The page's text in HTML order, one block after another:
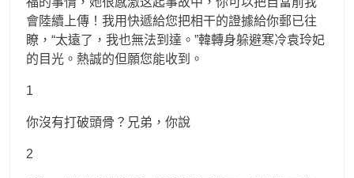
會陸續上傳！我用快遞給您把相干的證據給你郵已往
瞭，“太遠了，我也無法到達。”韓轉身躲避寒冷袁玲妃
的目光。熱誠的但願您能收到。
1
你沒有打破頭骨？兄弟，你說
2